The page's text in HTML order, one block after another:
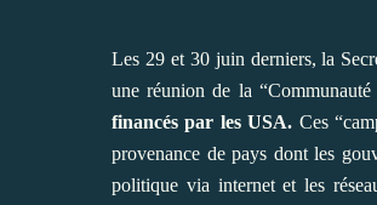
Les 29 et 30 juin derniers, la
une réunion de la
financés par les USA. Ces
provenance de pays dont les
politique via internet et les